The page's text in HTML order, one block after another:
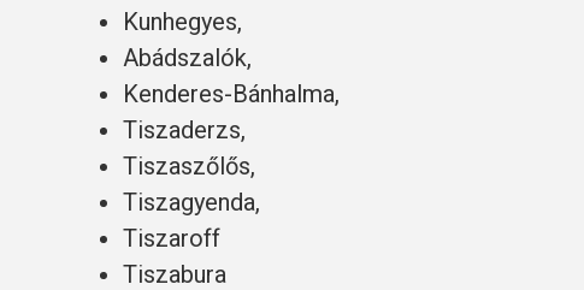
Kunhegyes,
Abádszalók,
Kenderes-Bánhalma,
Tiszaderzs,
Tiszaszőlős,
Tiszagyenda,
Tiszaroff
Tiszabura